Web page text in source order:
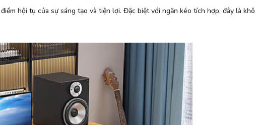
hội tụ của sự sáng tạo và tiện lợi. Đặc biệt với ngăn kéo tích hợp, đây là